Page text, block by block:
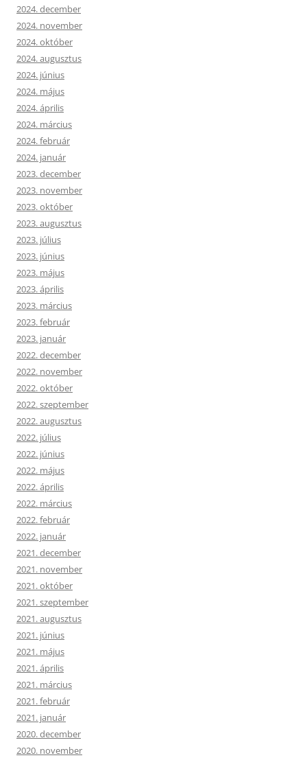
2024. december
2024. november
2024. október
2024. augusztus
2024. június
2024. május
2024. április
2024. március
2024. február
2024. január
2023. december
2023. november
2023. október
2023. augusztus
2023. július
2023. június
2023. május
2023. április
2023. március
2023. február
2023. január
2022. december
2022. november
2022. október
2022. szeptember
2022. augusztus
2022. július
2022. június
2022. május
2022. április
2022. március
2022. február
2022. január
2021. december
2021. november
2021. október
2021. szeptember
2021. augusztus
2021. június
2021. május
2021. április
2021. március
2021. február
2021. január
2020. december
2020. november